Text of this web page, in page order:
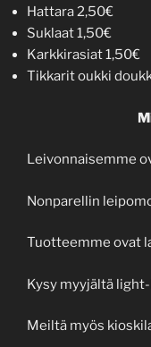
Hattara 2,50€
Suklaat 1,50€
Karkkirasiat 1,50€
Tikkarit oukki
Leivonnaisemme
Nonparellin
Tuotteemme ovat
Kysy myyjältä
Meiltä myös